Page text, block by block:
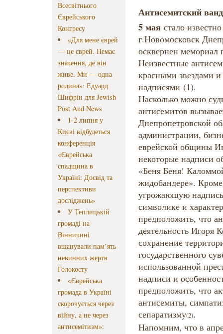
Всесвітнього
Єврейського
Конгресу
«Для мене єврей
— це єврей. Немає
значення, де він
живе. Ми — одна
родина»: Едуард
Шифрін для Jewish
Post And News
1-2 липня у
Києві відбудеться
конференція
«Єврейська
спадщина в
Україні: Досвід та
перспективи
досліджень»
У Теплицькій
громаді на
Вінничині
вшанували пам’ять
невинних жертв
Голокосту
«Єврейська
громада в Україні
скорочується через
війну, а не через
антисемітизм»:
Антисемитский
5 маястало
г.Новомосковск
осквернен
Неизвестные
красными звездами
надписями (1).
Насколько можно
антисемитов
Днепропетровской
администрации,
еврейской общины
некоторые надписи
«Беня Беня!
жидобандере».
угрожающую
символике и
предположить, что
деятельность Игоря
сохранение
государственного
использованной
надписи и
предположить, что
антисемиты,
сепаратизму(2).
Напомним, что в